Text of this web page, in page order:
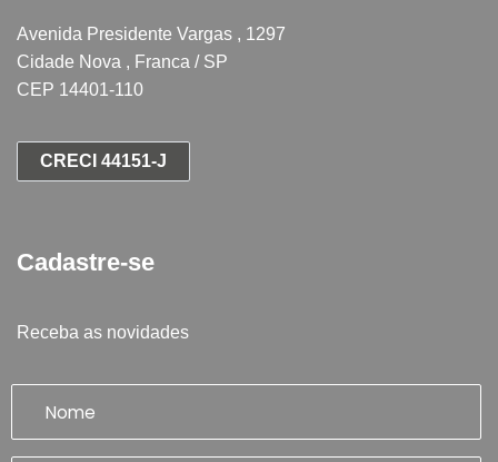
Avenida Presidente Vargas , 1297
Cidade Nova , Franca / SP
CEP 14401-110
CRECI 44151-J
Cadastre-se
Receba as novidades